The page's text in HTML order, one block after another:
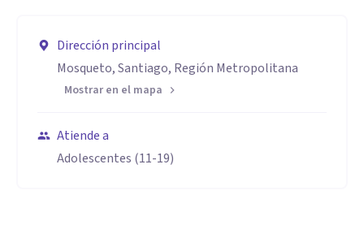
Dirección principal
Mosqueto, Santiago, Región Metropolitana
Mostrar en el mapa
Atiende a
Adolescentes (11-19)